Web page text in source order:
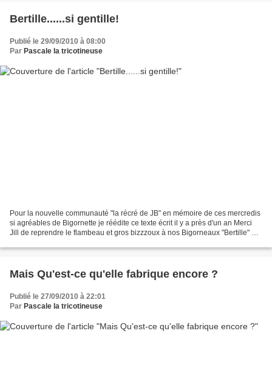
Bertille......si gentille!
Publié le 29/09/2010 à 08:00
Par Pascale la tricotineuse
Pour la nouvelle communauté "la récré de JB" en mémoire de ces mercredis
si agréables de Bigornette je réédite ce texte écrit il y a près d'un an Merci
Jill de reprendre le flambeau et gros bizzzoux à nos Bigorneaux "Bertille" De
Mais Qu'est-ce qu'elle fabrique encore ?
Publié le 27/09/2010 à 22:01
Par Pascale la tricotineuse